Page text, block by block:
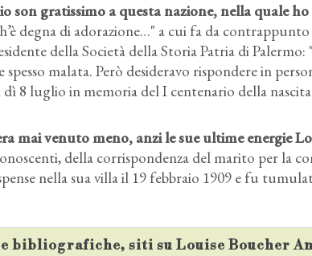
son gratissimo a questa nazione, nella quale
degna di adorazione…" a cui fa da
della Società della Storia Patria di
spesso malata. Però desideravo rispondere in
8 luglio in memoria del I centenario della
mai venuto meno, anzi le sue ultime energie
della corrispondenza del marito per la
nella sua villa il 19 febbraio 1909 e fu
bibliografiche, siti su Louise Boucher